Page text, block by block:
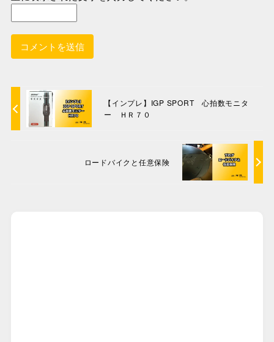
【インプレ】IGP SPORT 心拍数モニタ
ー ＨＲ７０
ロードバイクと任意保険